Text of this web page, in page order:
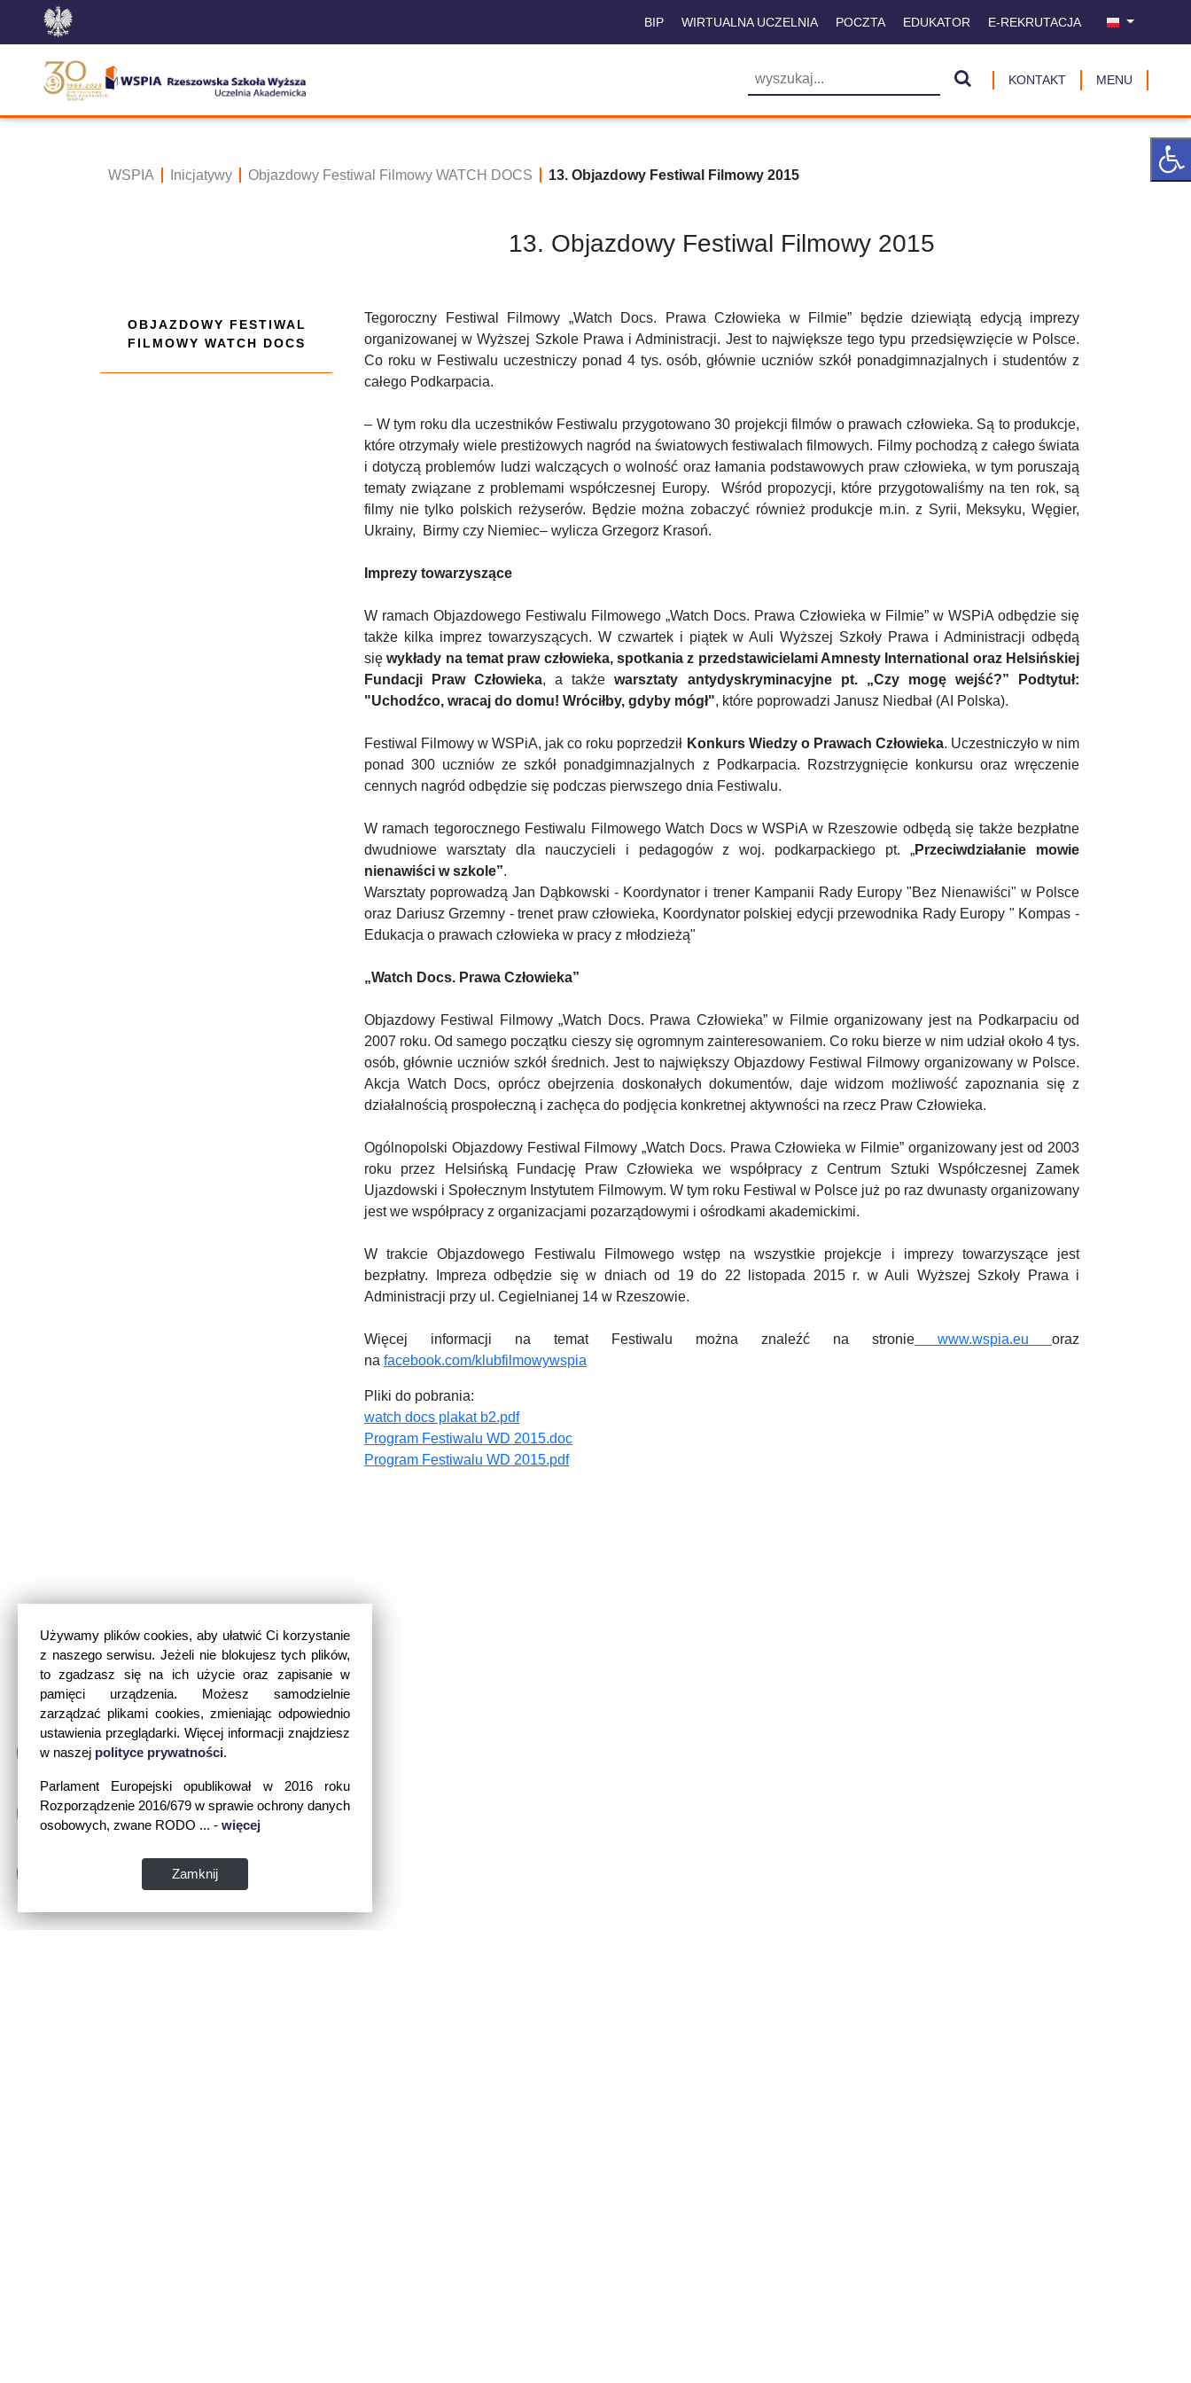
Używamy plików cookies, aby ułatwić Ci korzystanie
z naszego serwisu. Jeżeli nie blokujesz tych plików,
to zgadzasz się na ich użycie oraz zapisanie w
pamięci urządzenia. Możesz samodzielnie
zarządzać plikami cookies, zmieniając odpowiednio
ustawienia przeglądarki. Więcej informacji znajdziesz
w naszej polityce prywatności.
Parlament Europejski opublikował w 2016 roku
Rozporządzenie 2016/679 w sprawie ochrony danych
osobowych, zwane RODO ... - więcej
Zamknij
BIP WIRTUALNA UCZELNIA POCZTA EDUKATOR E-REKRUTACJA
KONTAKT MENU
WSPIA Inicjatywy Objazdowy Festiwal Filmowy WATCH DOCS 13. Objazdowy Festiwal Filmowy 2015
OBJAZDOWY FESTIWAL
FILMOWY WATCH DOCS
13. Objazdowy Festiwal Filmowy 2015
Tegoroczny Festiwal Filmowy „Watch Docs. Prawa Człowieka w Filmie” będzie dziewiątą edycją imprezy
organizowanej w Wyższej Szkole Prawa i Administracji. Jest to największe tego typu przedsięwzięcie w Polsce.
Co roku w Festiwalu uczestniczy ponad 4 tys. osób, głównie uczniów szkół ponadgimnazjalnych i studentów z
całego Podkarpacia.
– W tym roku dla uczestników Festiwalu przygotowano 30 projekcji filmów o prawach człowieka. Są to produkcje,
które otrzymały wiele prestiżowych nagród na światowych festiwalach filmowych. Filmy pochodzą z całego świata
i dotyczą problemów ludzi walczących o wolność oraz łamania podstawowych praw człowieka, w tym poruszają
tematy związane z problemami współczesnej Europy. Wśród propozycji, które przygotowaliśmy na ten rok, są
filmy nie tylko polskich reżyserów. Będzie można zobaczyć również produkcje m.in. z Syrii, Meksyku, Węgier,
Ukrainy, Birmy czy Niemiec– wylicza Grzegorz Krasoń.
Imprezy towarzyszące
W ramach Objazdowego Festiwalu Filmowego „Watch Docs. Prawa Człowieka w Filmie” w WSPiA odbędzie się
także kilka imprez towarzyszących. W czwartek i piątek w Auli Wyższej Szkoły Prawa i Administracji odbędą
sięwykłady na temat praw człowieka, spotkania z przedstawicielami Amnesty International oraz Helsińskiej
Fundacji Praw Człowieka, a takżewarsztaty antydyskryminacyjne pt. „Czy mogę wejść?”
Podtytuł:
"Uchodźco, wracaj do domu! Wróciłby, gdyby mógł", które poprowadzi Janusz Niedbał (AI Polska).
Festiwal Filmowy w WSPiA, jak co roku poprzedził Konkurs Wiedzy o Prawach Człowieka. Uczestniczyło w nim
ponad 300 uczniów ze szkół ponadgimnazjalnych z Podkarpacia. Rozstrzygnięcie konkursu oraz wręczenie
cennych nagród odbędzie się podczas pierwszego dnia Festiwalu.
W ramach tegorocznego Festiwalu Filmowego Watch Docs w WSPiA w Rzeszowie odbędą się także bezpłatne
dwudniowe warsztaty dla nauczycieli i pedagogów z woj. podkarpackiego pt. „Przeciwdziałanie mowie
nienawiści w szkole”.
Warsztaty poprowadzą Jan Dąbkowski - Koordynator i trener Kampanii Rady Europy "Bez Nienawiści" w Polsce
oraz Dariusz Grzemny - trenet praw człowieka, Koordynator polskiej edycji przewodnika Rady Europy " Kompas -
Edukacja o prawach człowieka w pracy z młodzieżą"
„Watch Docs. Prawa Człowieka”
Objazdowy Festiwal Filmowy „Watch Docs. Prawa Człowieka” w Filmie organizowany jest na Podkarpaciu od
2007 roku. Od samego początku cieszy się ogromnym zainteresowaniem. Co roku bierze w nim udział około 4 tys.
osób, głównie uczniów szkół średnich. Jest to największy Objazdowy Festiwal Filmowy organizowany w Polsce.
Akcja Watch Docs, oprócz obejrzenia doskonałych dokumentów, daje widzom możliwość zapoznania się z
działalnością prospołeczną i zachęca do podjęcia konkretnej aktywności na rzecz Praw Człowieka.
Ogólnopolski Objazdowy Festiwal Filmowy „Watch Docs. Prawa Człowieka w Filmie” organizowany jest od 2003
roku przez Helsińską Fundację Praw Człowieka we współpracy z Centrum Sztuki Współczesnej Zamek
Ujazdowski i Społecznym Instytutem Filmowym. W tym roku Festiwal w Polsce już po raz dwunasty organizowany
jest we współpracy z organizacjami pozarządowymi i ośrodkami akademickimi.
W trakcie Objazdowego Festiwalu Filmowego wstęp na wszystkie projekcje i imprezy towarzyszące jest
bezpłatny. Impreza odbędzie się w dniach od 19 do 22 listopada 2015 r. w Auli Wyższej Szkoły Prawa i
Administracji przy ul. Cegielnianej 14 w Rzeszowie.
Więcej informacji na temat Festiwalu można znaleźć na stronie www.wspia.eu oraz
na facebook.com/klubfilmowywspia
Pliki do pobrania:
watch docs plakat b2.pdf
Program Festiwalu WD 2015.doc
Program Festiwalu WD 2015.pdf